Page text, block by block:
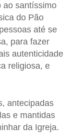
ao santíssimo
do Pão
até se
para fazer
autenticidade
religiosa, e
antecipadas
e mantidas
da Igreja.